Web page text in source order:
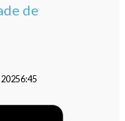
de
6:45